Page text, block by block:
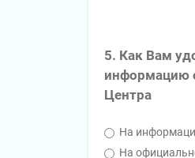
5. Как Вам
информацию
Центра
На
На